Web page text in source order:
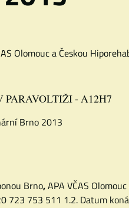
Olomouc a Českou
PARAVOLTIŽI - A12H7
Brno 2013
Brno,APA VČAS
723 753 511 1.2. Datum